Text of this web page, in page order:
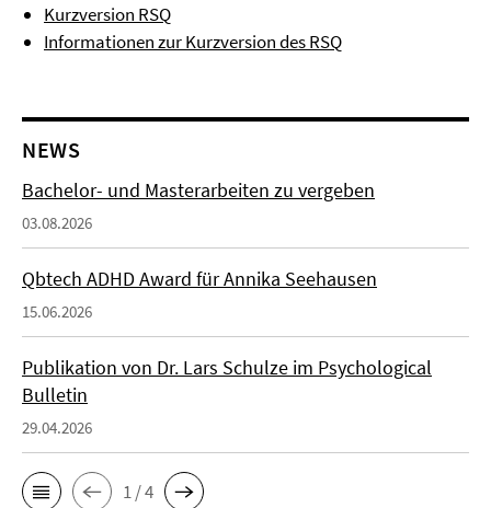
Kurzversion RSQ
Informationen zur Kurzversion des RSQ
NEWS
Bachelor- und Masterarbeiten zu vergeben
03.08.2026
Qbtech ADHD Award für Annika Seehausen
15.06.2026
Publikation von Dr. Lars Schulze im Psychological
Bulletin
29.04.2026
1 / 4